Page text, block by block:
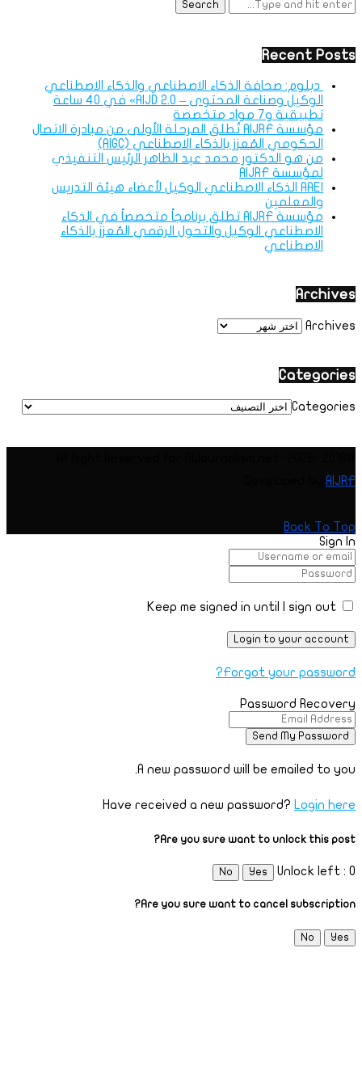
Recent Posts
دبلوم: صحافة الذكاء الاصطناعي والذكاء الاصطناعي
الوكيل وصناعة المحتوى – AIJD 2.0» في 40 ساعة
تطبيقية و7 مواد متخصصة
مؤسسة AIJRF تُطلق المرحلة الأولى من مبادرة الاتصال
الحكومي المُعزز بالذكاء الاصطناعي (AIGC)
من هو الدكتور محمد عبد الظاهر الرئيس التنفيذي
لمؤسسة AIJRF
AAEI الذكاء الاصطناعي الوكيل لأعضاء هيئة التدريس
والمعلمين
مؤسسة AIJRF تطلق برنامجاً متخصصاً في الذكاء
الاصطناعي الوكيل والتحول الرقمي المُعزز بالذكاء
الاصطناعي
Archives
Archives
Categories
Categories
AIJRF
Back To Top
Sign In
Forgot your password?
Password Recovery
A new password will be emailed to you.
Have received a new password? Login here
Are you sure want to unlock this post?
Unlock left : 0
Yes
No
Are you sure want to cancel subscription?
Yes
No